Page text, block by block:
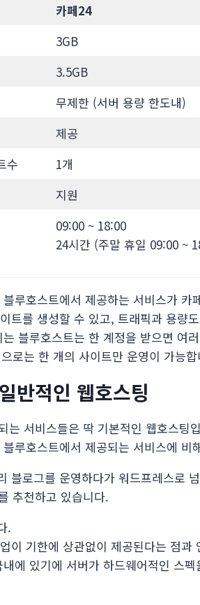
카페24
3GB
3.5GB
무제한 (서버 용량 한도내)
제공
수
1개
지원
09:00 ~ 18:00
24시간 (주말 휴일 09:00 ~
루호스트에서 제공하는 서비스가
트를 생성할 수 있고, 트래픽과 용량
블루호스트는 한 계정을 받으면 여
로는 한 개의 사이트만 운영이 가능
반적인 웹호스팅
는 서비스들은 딱 기본적인 웹호스팅
루호스트에서 제공되는 서비스에
블로그를 운영하다가 워드프레스로
추천하고 있습니다.
.
이 기한에 상관없이 제공된다는 점
에 있기에 서버가 하드웨어적인 스